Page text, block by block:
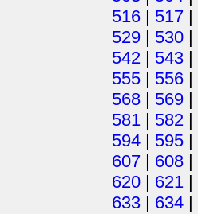
516 | 517 |
529 | 530 |
542 | 543 |
555 | 556 |
568 | 569 |
581 | 582 |
594 | 595 |
607 | 608 |
620 | 621 |
633 | 634 |